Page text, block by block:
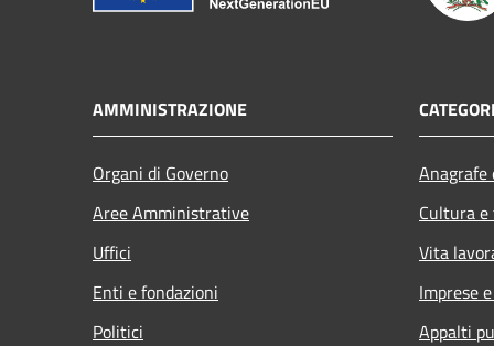
AMMINISTRAZIONE
Organi di Governo
Aree Amministrative
Uffici
Enti e fondazioni
Politici
Cultura
Vita
Imprese
Appalti